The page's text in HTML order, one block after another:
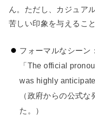
ん。ただし、カジュア
苦しい印象を与えるこ
フォーマルなシーン：
「The official
was highly
（政府からの公式
た。）